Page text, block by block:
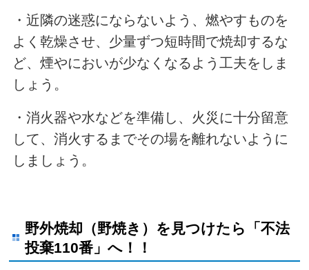
・近隣の迷惑にならないよう、燃やすものを
よく乾燥させ、少量ずつ短時間で焼却するな
ど、煙やにおいが少なくなるよう工夫をしま
しょう。
・消火器や水などを準備し、火災に十分留意
して、消火するまでその場を離れないように
しましょう。
野外焼却（野焼き）を見つけたら「不法
投棄110番」へ！！